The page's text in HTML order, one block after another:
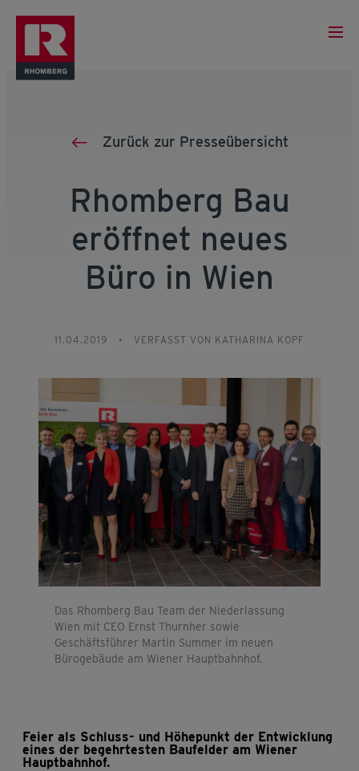
Zurück zur Presseübersicht
Rhomberg Bau
eröffnet neues
Büro in Wien
11.04.2019 • VERFASST VON KATHARINA KOPF
Das Rhomberg Bau Team der Niederlassung
Wien mit CEO Ernst Thurnher sowie
Geschäftsführer Martin Summer im neuen
Bürogebäude am Wiener Hauptbahnhof.
Feier als Schluss- und Höhepunkt der Entwicklung
eines der begehrtesten Baufelder am Wiener
Hauptbahnhof.